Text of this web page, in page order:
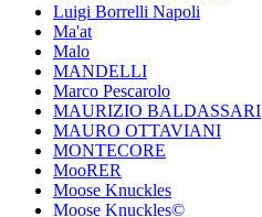
Luigi Borrelli Napoli
Ma'at
Malo
MANDELLI
Marco Pescarolo
MAURIZIO BALDASSARI
MAURO OTTAVIANI
MONTECORE
MooRER
Moose Knuckles
Moose Knuckles©️